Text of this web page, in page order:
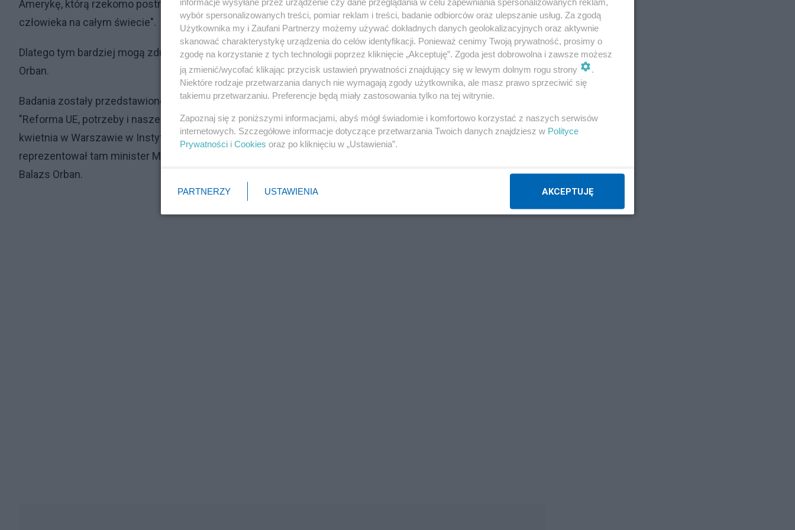
Amerykę, którą rzekomo postrzegają jako zaangażowaną w bezinteresowną obronę demokracji i praw
człowieka na całym świecie".
Dlatego tym bardziej mogą zdumiewać wyniki sondaży (polskiego i węgierskiego), na które powołuje się Balazs
Orban.
Badania zostały przedstawione przez polski Instytut CBOS i węgierski Instytut Századvég na konferencji
"Reforma UE, potrzeby i nasze możliwości - perspektywa Czech, Słowacji, Polski i Węgier", która odbyła się 18
kwietnia w Warszawie w Instytucie Współpracy Polsko-Węgierskiej im. Wacława Felczaka. Polskę
reprezentował tam minister Marek Kuchciński, szef kancelarii premiera Mateusza Morawieckiego, a Węgry
Balazs Orban.
wybór spersonalizowanych treści, pomiar reklam i treści, badanie odbiorców oraz ulepszanie usług. Za zgodą
Użytkownika my i Zaufani Partnerzy możemy używać dokładnych danych geolokalizacyjnych oraz aktywnie
skanować charakterystykę urządzenia do celów identyfikacji. Ponieważ cenimy Twoją prywatność, prosimy o
zgodę na korzystanie z tych technologii poprzez kliknięcie „Akceptuję”. Zgoda jest dobrowolna i zawsze możesz
ją zmienić/wycofać klikając przycisk ustawień prywatności znajdujący się w lewym dolnym rogu strony
.
Niektóre rodzaje przetwarzania danych nie wymagają zgody użytkownika, ale masz prawo sprzeciwić się
takiemu przetwarzaniu. Preferencje będą miały zastosowania tylko na tej witrynie.
Zapoznaj się z poniższymi informacjami, abyś mógł świadomie i komfortowo korzystać z naszych serwisów
internetowych. Szczegółowe informacje dotyczące przetwarzania Twoich danych znajdziesz w Polityce
Prywatności i Cookies oraz po kliknięciu w „Ustawienia”.
PARTNERZY USTAWIENIA AKCEPTUJĘ